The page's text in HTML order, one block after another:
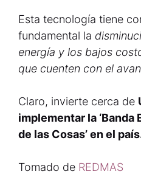
Esta tecnología tiene
fundamental la
energía y los bajos
que cuenten con el
Claro, invierte cerca de
implementar la
de las Cosas’ en el
Tomado de REDMAS